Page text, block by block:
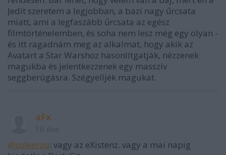
Jedit szeretem a legjobban, a bazi nagy űrcsata
miatt, ami a legfaszább űrcsata az egész
filmtörténelemben, és soha nem lesz még egy olyan -
és itt ragadnám meg az alkalmat, hogy akik az
Avatart a Star Warshoz hasonlítgatják, nézzenek
magukba és jelentkezzenek egy masszív
seggberúgásra. Szégyelljék magukat.
aFx
@soleeroo: vagy az eXistenz. vagy a mai napig